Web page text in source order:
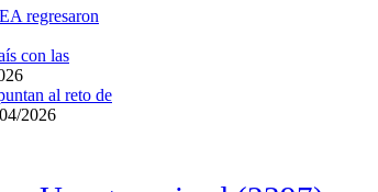
regresaron
con las
al reto de
2026